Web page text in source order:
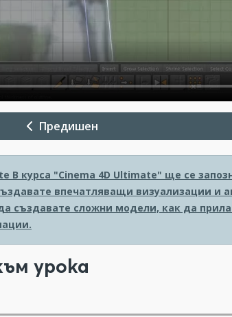
Предишен
В курса "Cinema 4D Ultimate" ще се
впечатляващи визуализации и
създавате сложни модели, как да
урока